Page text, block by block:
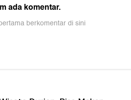
ada komentar.
berkomentar di sini